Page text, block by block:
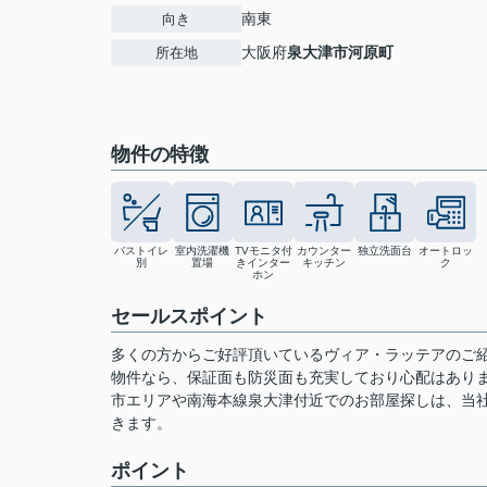
向き 南東
所在地 大阪府泉大津市河原町
物件の特徴
バストイレ
別
室内洗濯機
置場
TVモニタ付
きインター
ホン
カウンター
キッチン
独立洗面台
オートロッ
ク
セールスポイント
多くの方からご好評頂いているヴィア・ラッテアの
物件なら、保証面も防災面も充実しており心配はあ
市エリアや南海本線泉大津付近でのお部屋探しは、
きます。
ポイント